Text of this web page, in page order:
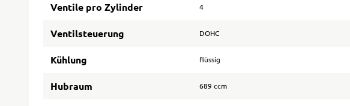
Ventile pro Zylinder 4
Ventilsteuerung DOHC
Kühlung flüssig
Hubraum 689 ccm